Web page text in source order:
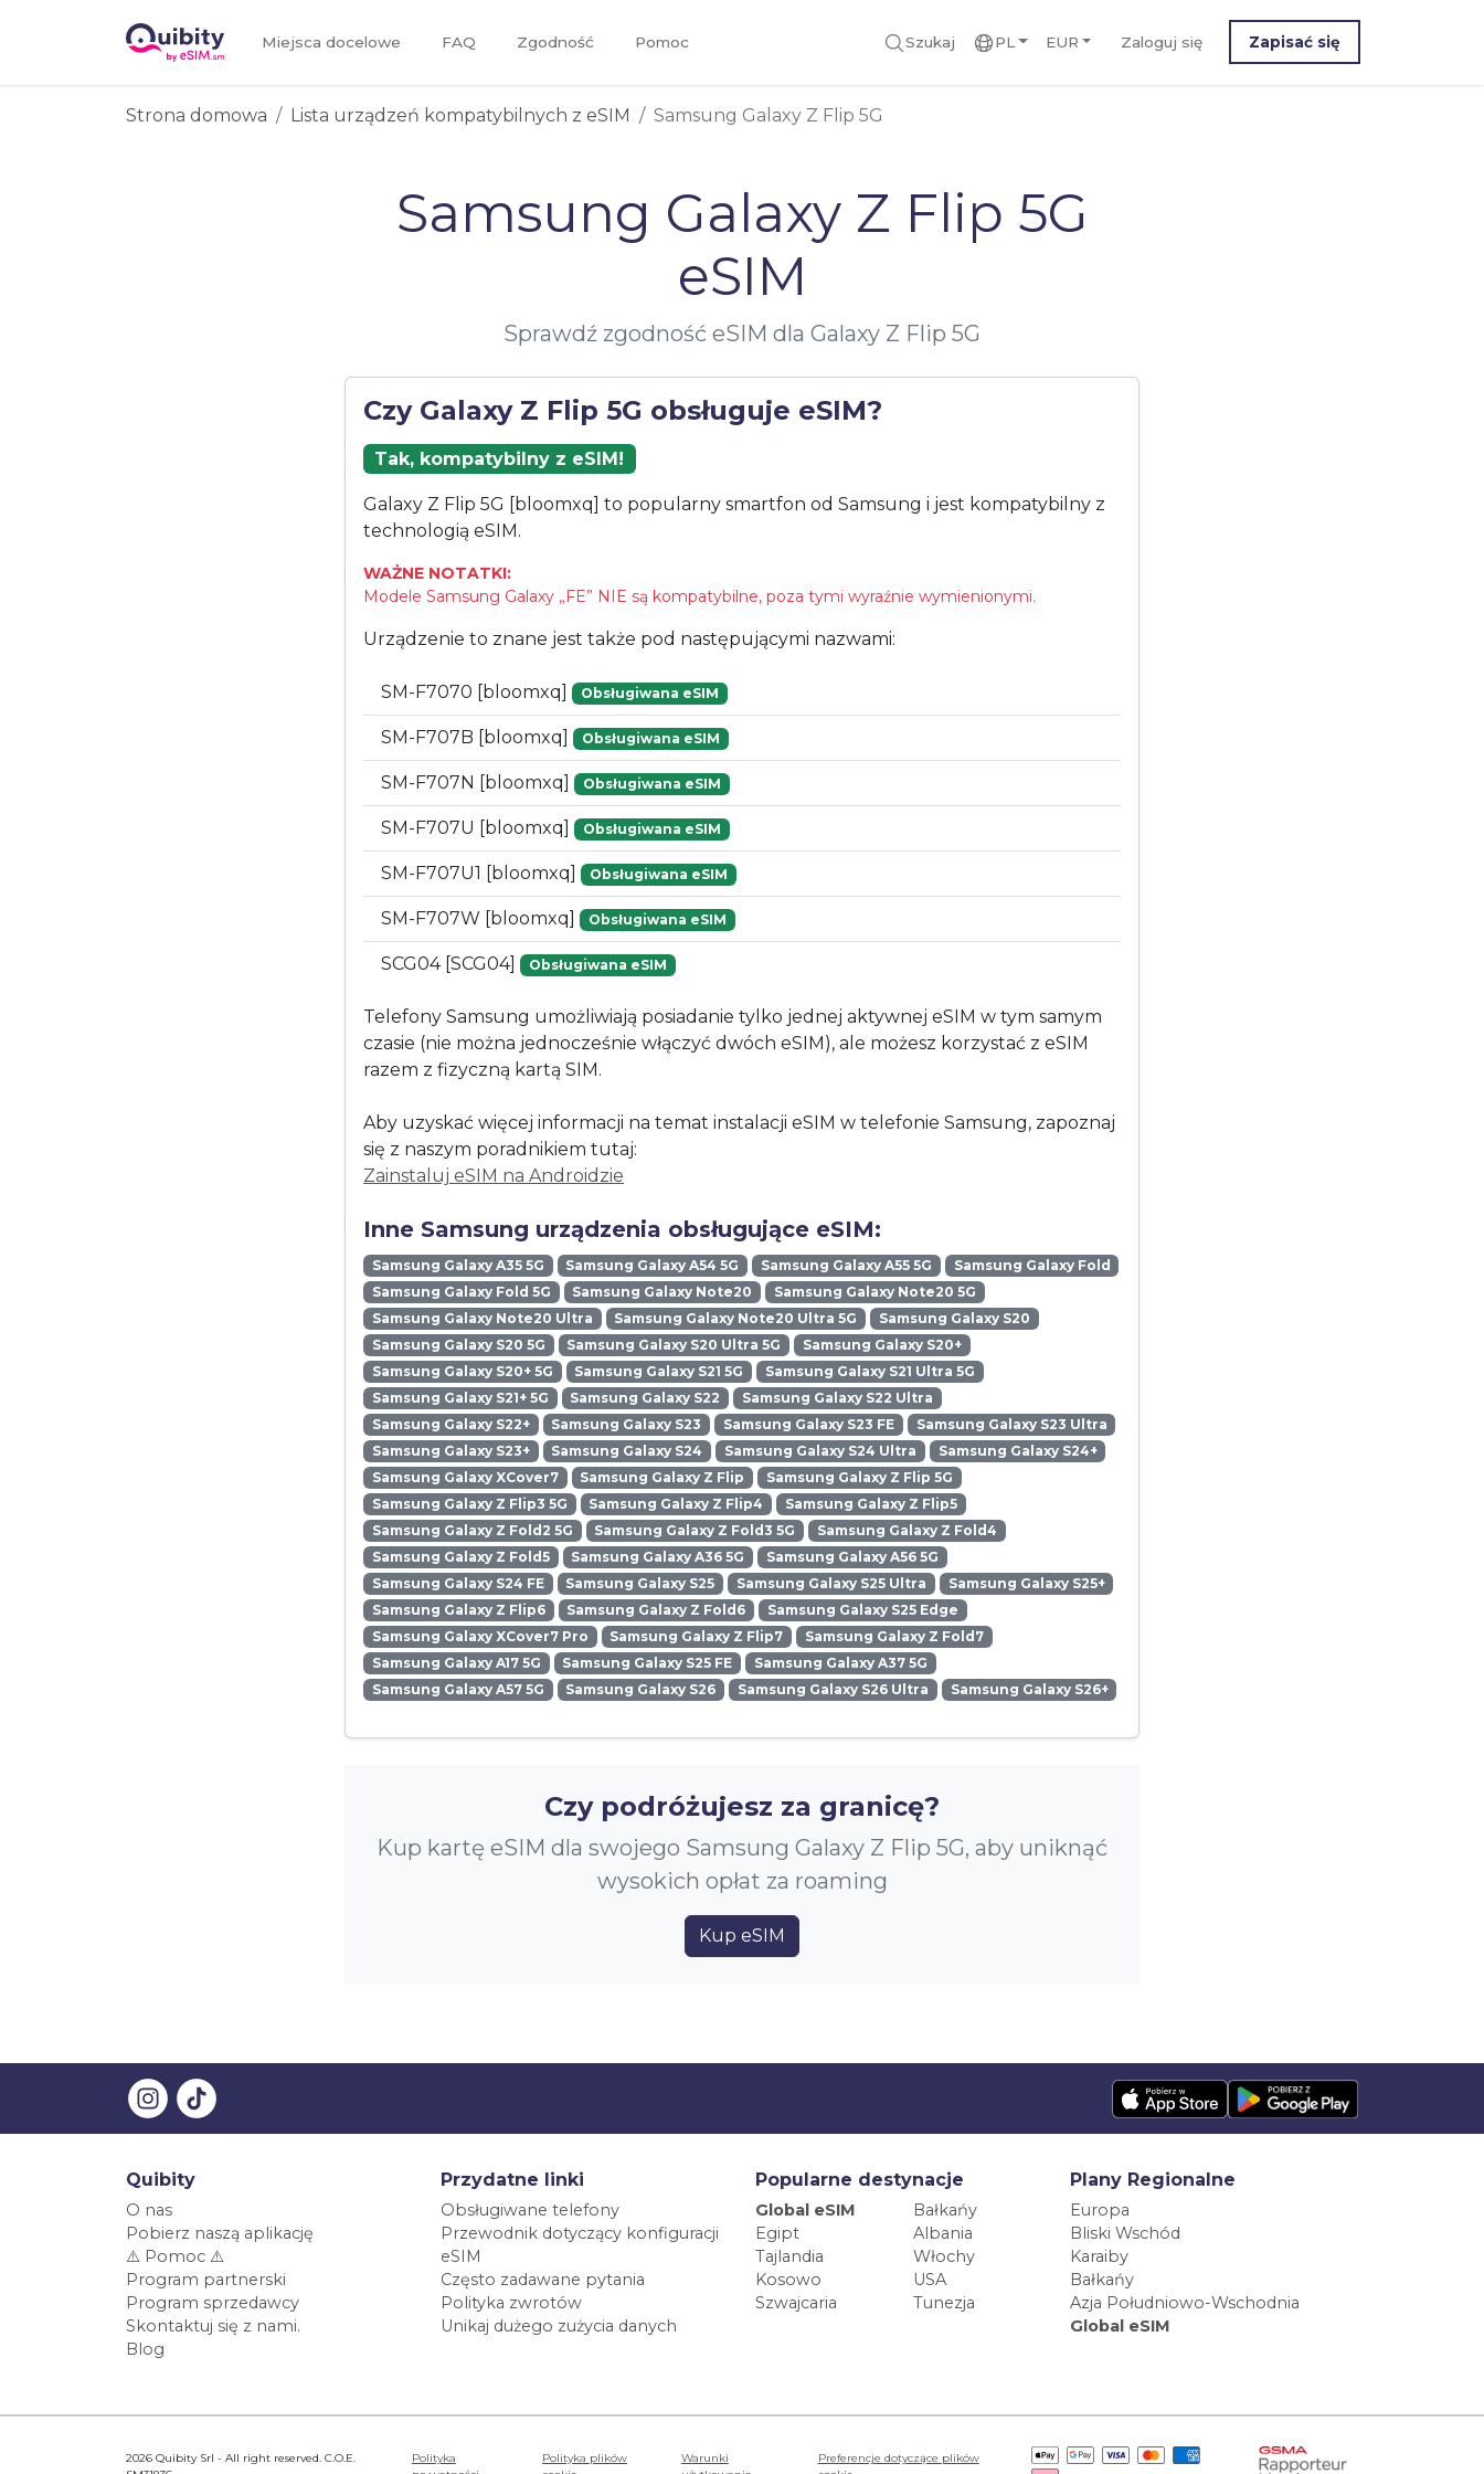
Miejsca docelowe FAQ Zgodność Pomoc Szukaj PL EUR Zaloguj się Zapisać się
Strona domowa Lista urządzeń kompatybilnych z eSIM Samsung Galaxy Z Flip 5G
Samsung Galaxy Z Flip 5G
eSIM
Sprawdź zgodność eSIM dla Galaxy Z Flip 5G
Czy Galaxy Z Flip 5G obsługuje eSIM?
Tak, kompatybilny z eSIM!
Galaxy Z Flip 5G [bloomxq] to popularny smartfon od Samsung i jest kompatybilny z
technologią eSIM.
WAŻNE NOTATKI:
Modele Samsung Galaxy „FE” NIE są kompatybilne, poza tymi wyraźnie wymienionymi.
Urządzenie to znane jest także pod następującymi nazwami:
SM-F7070 [bloomxq] Obsługiwana eSIM
SM-F707B [bloomxq] Obsługiwana eSIM
SM-F707N [bloomxq] Obsługiwana eSIM
SM-F707U [bloomxq] Obsługiwana eSIM
SM-F707U1 [bloomxq] Obsługiwana eSIM
SM-F707W [bloomxq] Obsługiwana eSIM
SCG04 [SCG04] Obsługiwana eSIM
Telefony Samsung umożliwiają posiadanie tylko jednej aktywnej eSIM w tym samym
czasie (nie można jednocześnie włączyć dwóch eSIM), ale możesz korzystać z eSIM
razem z fizyczną kartą SIM.
Aby uzyskać więcej informacji na temat instalacji eSIM w telefonie Samsung, zapoznaj
się z naszym poradnikiem tutaj:
Zainstaluj eSIM na Androidzie
Inne Samsung urządzenia obsługujące eSIM:
Samsung Galaxy A35 5G Samsung Galaxy A54 5G Samsung Galaxy A55 5G
Samsung Galaxy Fold
Samsung Galaxy Fold 5G
Samsung Galaxy Note20
Samsung Galaxy Note20 5G
Samsung Galaxy Note20 Ultra
Samsung Galaxy Note20 Ultra 5G
Samsung Galaxy S20
Samsung Galaxy S20 5G
Samsung Galaxy S20 Ultra 5G
Samsung Galaxy S20+
Samsung Galaxy S20+ 5G
Samsung Galaxy S21 5G
Samsung Galaxy S21 Ultra 5G
Samsung Galaxy S21+ 5G
Samsung Galaxy S22
Samsung Galaxy S22 Ultra
Samsung Galaxy S22+
Samsung Galaxy S23 Samsung Galaxy S23 FE
Samsung Galaxy S23 Ultra
Samsung Galaxy S23+
Samsung Galaxy S24 Samsung Galaxy S24 Ultra
Samsung Galaxy S24+
Samsung Galaxy XCover7
Samsung Galaxy Z Flip
Samsung Galaxy Z Flip 5G
Samsung Galaxy Z Flip3 5G
Samsung Galaxy Z Flip4
Samsung Galaxy Z Flip5
Samsung Galaxy Z Fold2 5G
Samsung Galaxy Z Fold3 5G
Samsung Galaxy Z Fold4
Samsung Galaxy Z Fold5
Samsung Galaxy A36 5G
Samsung Galaxy A56 5G
Samsung Galaxy S24 FE
Samsung Galaxy S25 Samsung Galaxy S25 Ultra
Samsung Galaxy S25+
Samsung Galaxy Z Flip6
Samsung Galaxy Z Fold6
Samsung Galaxy S25 Edge
Samsung Galaxy XCover7 Pro
Samsung Galaxy Z Flip7
Samsung Galaxy Z Fold7
Samsung Galaxy A17 5G
Samsung Galaxy S25 FE
Samsung Galaxy A37 5G
Samsung Galaxy A57 5G
Samsung Galaxy S26 Samsung Galaxy S26 Ultra Samsung Galaxy S26+
Czy podróżujesz za granicę?
Kup kartę eSIM dla swojego Samsung Galaxy Z Flip 5G, aby uniknąć
wysokich opłat za roaming
Kup eSIM
Quibity
O nas
Pobierz naszą aplikację
⚠️ Pomoc ⚠️
Program partnerski
Program sprzedawcy
Skontaktuj się z nami.
Blog
Przydatne linki
Obsługiwane telefony
Przewodnik dotyczący konfiguracji
eSIM
Często zadawane pytania
Polityka zwrotów
Unikaj dużego zużycia danych
Popularne destynacje
Global eSIM
Bałkańy
Egipt
Albania
Tajlandia
Włochy
Kosowo
USA
Szwajcaria
Tunezja
Plany Regionalne
Europa
Bliski Wschód
Karaiby
Bałkańy
Azja Południowo-Wschodnia
Global eSIM
2026 Quibity Srl - All right reserved. C.O.E.
Polityka
Polityka plików
Warunki
Preferencje dotyczące plików